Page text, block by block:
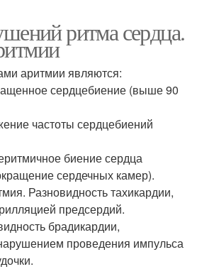
ритма сердца.
аритмии являются:
сердцебиение (выше 90
частоты сердцебиений
биение сердца
сердечных камер).
Разновидность тахикардии,
предсердий.
брадикардии,
проведения импульса